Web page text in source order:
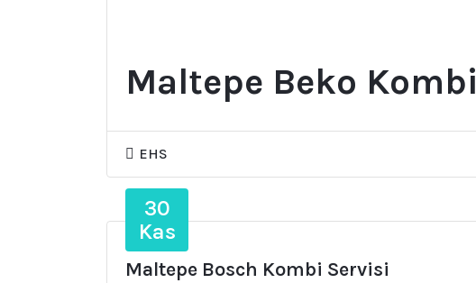
Maltepe Beko
EHS
30
Kas
Maltepe Bosch Kombi Servisi